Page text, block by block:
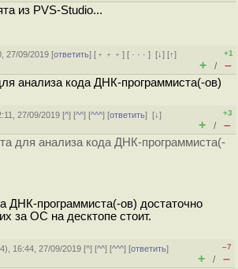
из PVS-Studio...
27/09/2019 [ответить] [ ﹢﹢﹢] [ · · ·][↓] [↑]
+1
+ / –
анализа кода ДНК-программиста(-ов)
27/09/2019 [^] [^^] [^^^] [ответить][↓]
+3
+ / –
для анализа кода ДНК-программиста(-
ДНК-программиста(-ов) достаточно
за ОС на десктопе стоит.
), 16:44, 27/09/2019 [^] [^^] [^^^] [ответить]
–7
+ / –